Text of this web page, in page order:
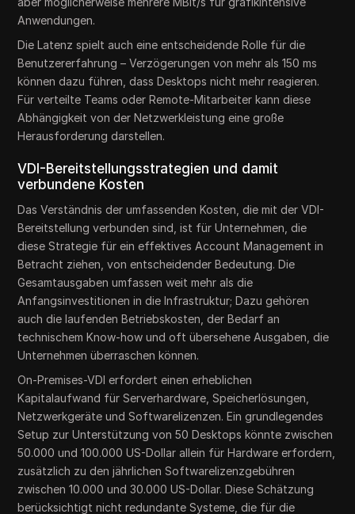
Anwendungen.
Die Latenz spielt auch eine entscheidende Rolle für die
Benutzererfahrung – Verzögerungen von mehr als 150 ms
können dazu führen, dass Desktops nicht mehr reagieren.
Für verteilte Teams oder Remote-Mitarbeiter kann diese
Abhängigkeit von der Netzwerkleistung eine große
Herausforderung darstellen.
VDI-Bereitstellungsstrategien und damit
verbundene Kosten
Das Verständnis der umfassenden Kosten, die mit der VDI-
Bereitstellung verbunden sind, ist für Unternehmen, die
diese Strategie für ein effektives Account Management in
Betracht ziehen, von entscheidender Bedeutung. Die
Gesamtausgaben umfassen weit mehr als die
Anfangsinvestitionen in die Infrastruktur; Dazu gehören
auch die laufenden Betriebskosten, der Bedarf an
technischem Know-how und oft übersehene Ausgaben, die
Unternehmen überraschen können.
On-Premises-VDI erfordert einen erheblichen
Kapitalaufwand für Serverhardware, Speicherlösungen,
Netzwerkgeräte und Softwarelizenzen. Ein grundlegendes
Setup zur Unterstützung von 50 Desktops könnte zwischen
50.000 und 100.000 US-Dollar allein für Hardware erfordern,
zusätzlich zu den jährlichen Softwarelizenzgebühren
zwischen 10.000 und 30.000 US-Dollar. Diese Schätzung
berücksichtigt nicht redundante Systeme, die für die